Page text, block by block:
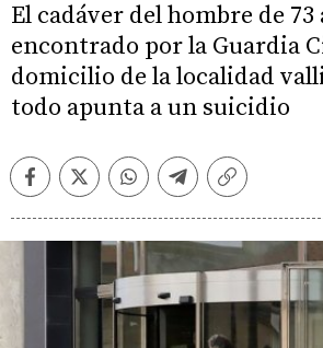
El cadáver del hombre de 73
encontrado por la Guardia
domicilio de la localidad
todo apunta a un suicidio
FacebookTwitterWhatsappTelegramCopiar